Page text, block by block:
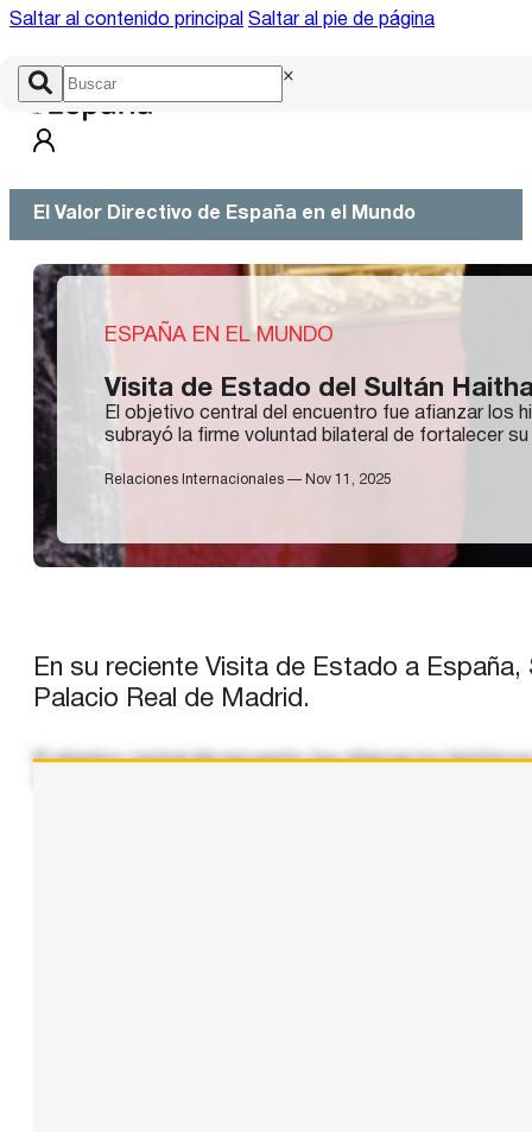
Saltar al contenido principal Saltar al pie de página
×
El Valor Directivo de España en el Mundo
ESPAÑA EN EL MUNDO
Visita de Estado del Sultán
El objetivo central del encuentro fue afianzar los
subrayó la firme voluntad bilateral de fortalecer
Relaciones Internacionales — Nov 11, 2025
En su reciente Visita de Estado a
Palacio Real de Madrid.
El objetivo central del encuentro fue afianzar los